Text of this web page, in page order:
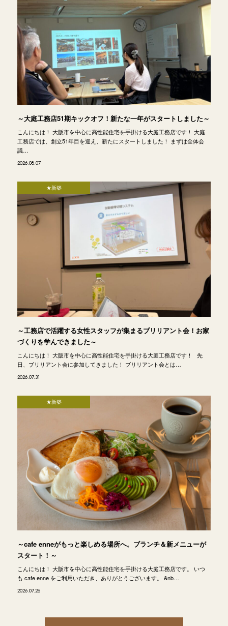
～大庭工務店51期キックオフ！新たな一年がスタートしました～
こんにちは！ 大阪市を中心に高性能住宅を手掛ける大庭工務店です！ 大庭
工務店では、創立51年目を迎え、新たにスタートしました！ まずは全体会
議…
2026.08.07
★新築
～工務店で活躍する女性スタッフが集まるブリリアント会！お家
づくりを学んできました～
こんにちは！ 大阪市を中心に高性能住宅を手掛ける大庭工務店です！ 先
日、ブリリアント会に参加してきました！ ブリリアント会とは…
2026.07.31
★新築
～cafe enneがもっと楽しめる場所へ。ブランチ＆新メニューが
スタート！～
こんにちは！ 大阪市を中心に高性能住宅を手掛ける大庭工務店です。 いつ
も cafe enne をご利用いただき、ありがとうございます。 &nb…
2026.07.26